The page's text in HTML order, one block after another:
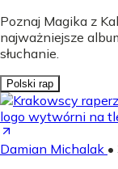
Poznaj Magika z
najważniejsze
słuchanie.
Polski rap
Damian Michalak •